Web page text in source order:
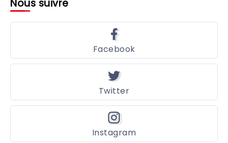
Nous suivre
Facebook
Twitter
Instagram